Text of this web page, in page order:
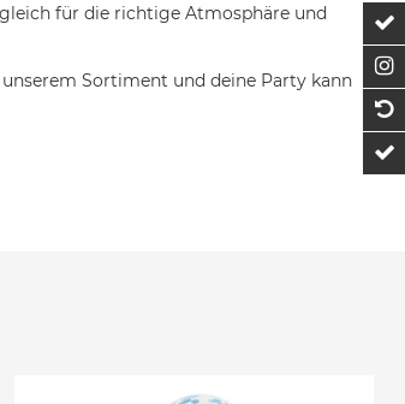
für die richtige Atmosphäre und
Sortiment und deine Party kann